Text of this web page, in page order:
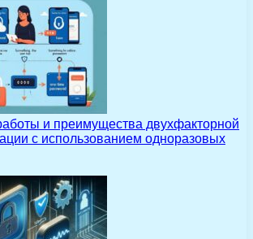
и преимущества двухфакторной
с использованием одноразовых